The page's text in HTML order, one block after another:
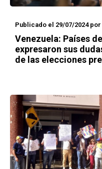
Publicado el 29/07/2024por
Venezuela: Países
expresaron sus
de las elecciones